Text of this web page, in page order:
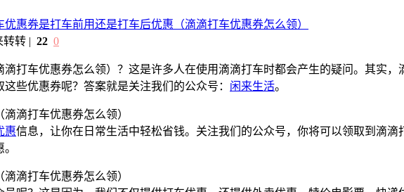
优惠券是打车前用还是打车后优惠（滴滴打车优惠券怎么领）
转转 | 22 0
打车优惠券怎么领）？这是许多人在使用滴滴打车时都会产生的疑问。其实
些优惠券呢？答案就是关注我们的公众号： 闲来生活。
惠信息，让你在日常生活中轻松省钱。关注我们的公众号，你将可以领取到滴